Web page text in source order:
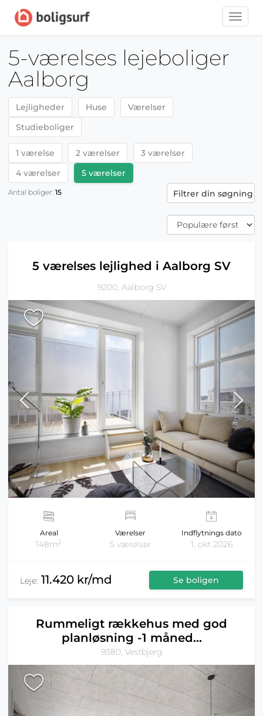
Toggle
5-værelses lejeboliger
Aalborg
Lejligheder Huse
Værelser
Studieboliger
1 værelse 2 værelser
3 værelser
4 værelser
5 værelser
Antal boliger: 15 Filtrer din søgning
5 værelses lejlighed i Aalborg SV
9200, Aalborg SV
Areal
148m2
Værelser
5 værelser
Indflytnings dato
1. okt 2026
Leje: 11.420 kr/md Se boligen
Rummeligt rækkehus med god
planløsning -1 måned...
9380, Vestbjerg